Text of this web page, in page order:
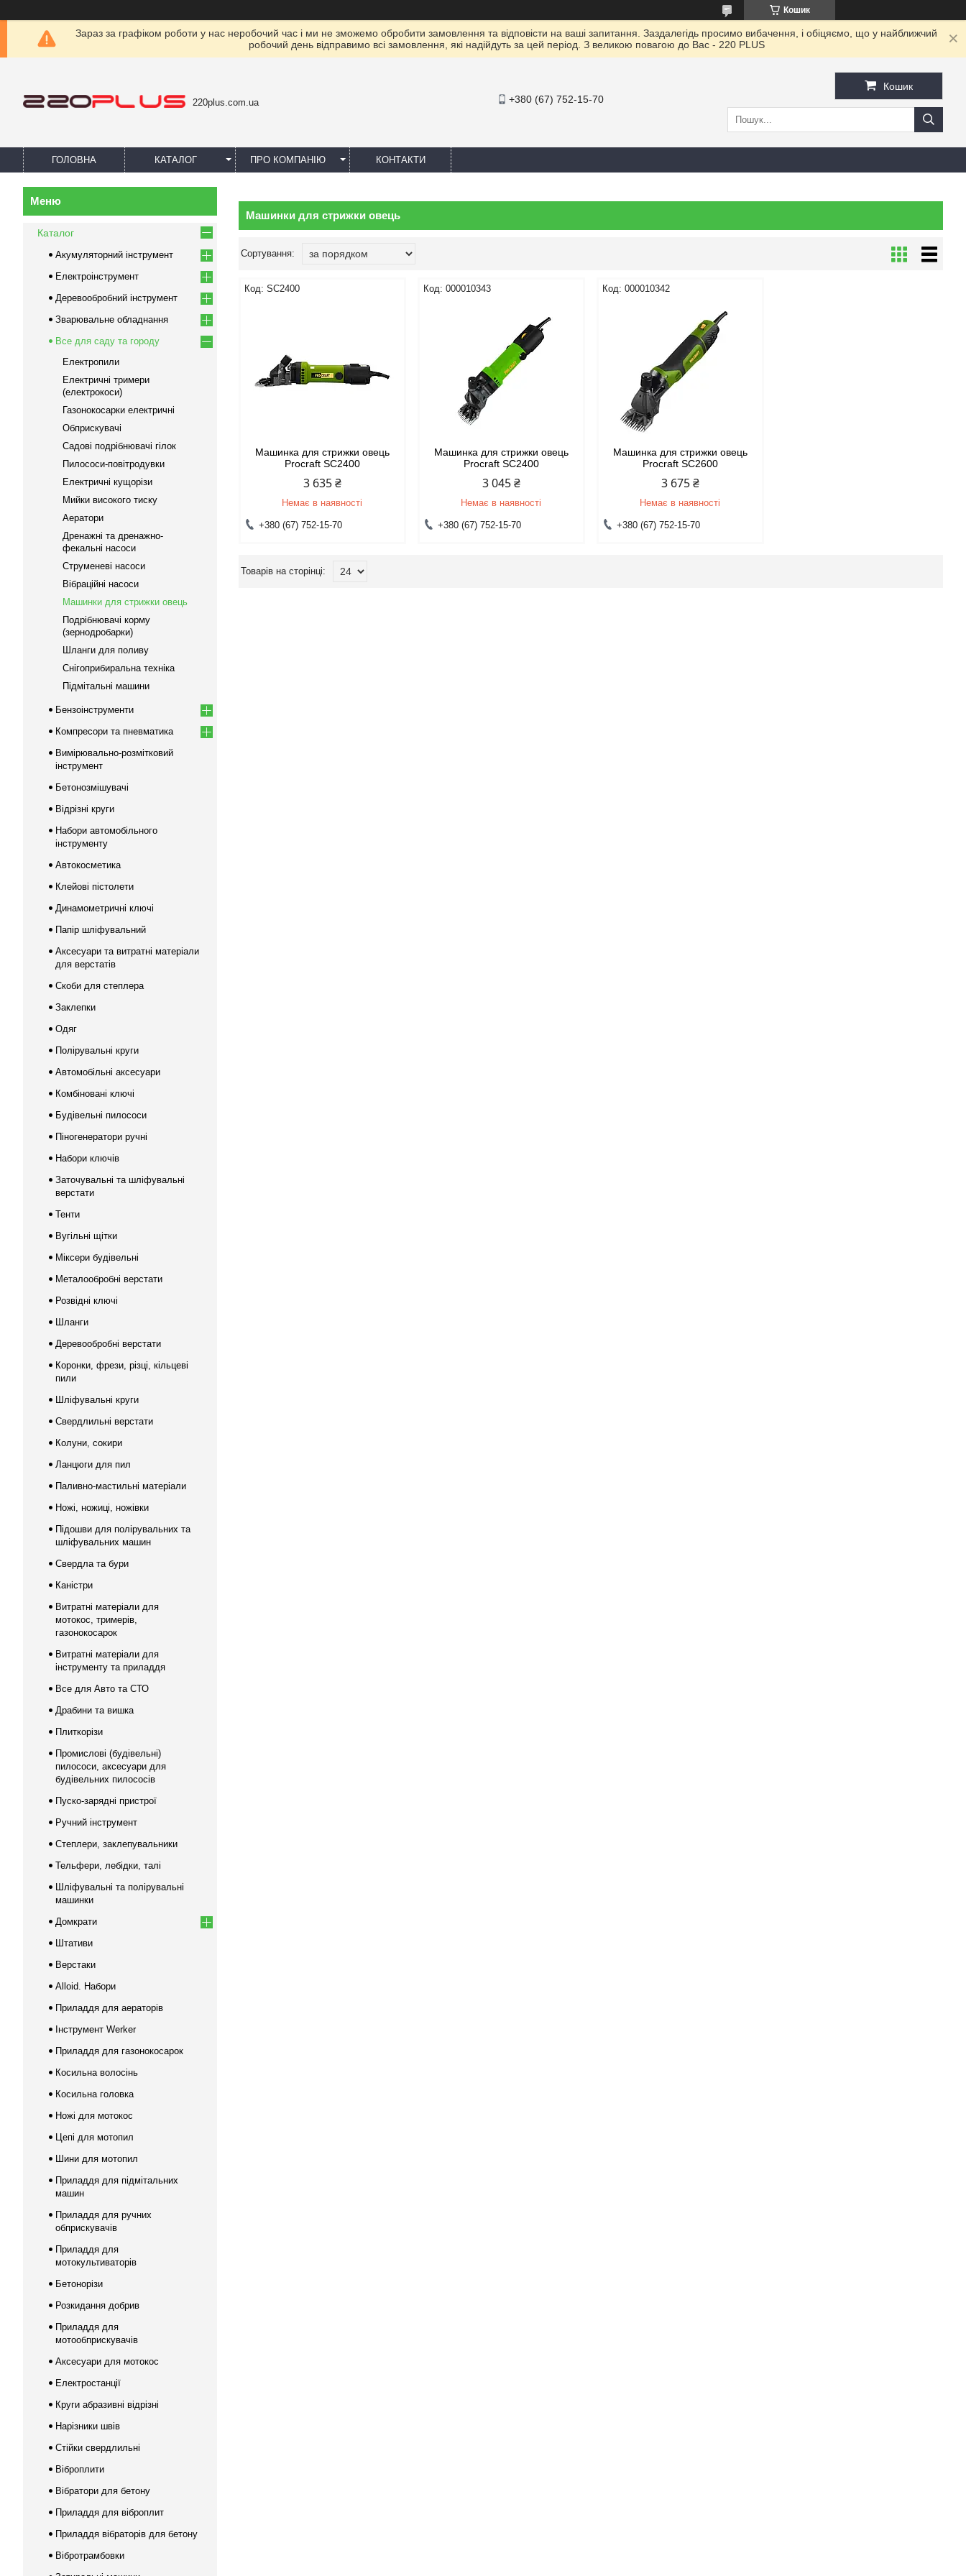
Кошик
Зараз за графіком роботи у нас неробочий час і ми не зможемо обробити замовлення та відповісти на ваші запитання. Заздалегідь просимо вибачення, і обіцяємо, що у найближчий
робочий день відправимо всі замовлення, які надійдуть за цей період. З великою повагою до Ваc - 220 PLUS
220plus.com.ua +380 (67) 752-15-70
Кошик
ГОЛОВНА КАТАЛОГ ПРО КОМПАНІЮ КОНТАКТИ
Машинки для стрижки овець
SC2400
Машинка для стрижки овець
Procraft SC2400
3 635 ₴
Немає в наявності
+380 (67) 752-15-70
000010343
Машинка для стрижки овець
Procraft SC2400
3 045 ₴
Немає в наявності
+380 (67) 752-15-70
000010342
Машинка для стрижки овець
Procraft SC2600
3 675 ₴
Немає в наявності
+380 (67) 752-15-70
Каталог
Акумуляторний інструмент
Електроінструмент
Деревообробний інструмент
Зварювальне обладнання
Все для саду та городу
Електропили
Електричні тримери
(електрокоси)
Газонокосарки електричні
Обприскувачі
Садові подрібнювачі гілок
Пилососи-повітродувки
Електричні кущорізи
Мийки високого тиску
Аератори
Дренажні та дренажно-
фекальні насоси
Струменеві насоси
Вібраційні насоси
Машинки для стрижки овець
Подрібнювачі корму
(зернодробарки)
Шланги для поливу
Снігоприбиральна техніка
Підмітальні машини
Бензоінструменти
Компресори та пневматика
Вимірювально-розмітковий
інструмент
Бетонозмішувачі
Відрізні круги
Набори автомобільного
інструменту
Автокосметика
Клейові пістолети
Динамометричні ключі
Папір шліфувальний
Аксесуари та витратні матеріали
для верстатів
Скоби для степлера
Заклепки
Одяг
Полірувальні круги
Автомобільні аксесуари
Комбіновані ключі
Будівельні пилососи
Піногенератори ручні
Набори ключів
Заточувальні та шліфувальні
верстати
Тенти
Вугільні щітки
Міксери будівельні
Металообробні верстати
Розвідні ключі
Шланги
Деревообробні верстати
Коронки, фрези, різці, кільцеві
пили
Шліфувальні круги
Свердлильні верстати
Колуни, сокири
Ланцюги для пил
Паливно-мастильні матеріали
Ножі, ножиці, ножівки
Підошви для полірувальних та
шліфувальних машин
Свердла та бури
Каністри
Витратні матеріали для
мотокос, тримерів,
газонокосарок
Витратні матеріали для
інструменту та приладдя
Все для Авто та СТО
Драбини та вишка
Плиткорізи
Промислові (будівельні)
пилососи, аксесуари для
будівельних пилососів
Пуско-зарядні пристрої
Ручний інструмент
Степлери, заклепувальники
Тельфери, лебідки, талі
Шліфувальні та полірувальні
машинки
Домкрати
Штативи
Верстаки
Alloid. Набори
Приладдя для аераторів
Інструмент Werker
Приладдя для газонокосарок
Косильна волосінь
Косильна головка
Ножі для мотокос
Цепі для мотопил
Шини для мотопил
Приладдя для підмітальних
машин
Приладдя для ручних
обприскувачів
Приладдя для
мотокультиваторів
Бетонорізи
Розкидання добрив
Приладдя для
мотообприскувачів
Аксесуари для мотокос
Електростанції
Круги абразивні відрізні
Нарізники швів
Стійки свердлильні
Віброплити
Вібратори для бетону
Приладдя для віброплит
Приладдя вібраторів для бетону
Вібротрамбовки